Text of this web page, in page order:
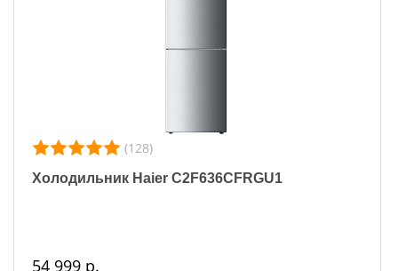
(128)
Холодильник Haier C2F636CFRGU1
54 999 р.